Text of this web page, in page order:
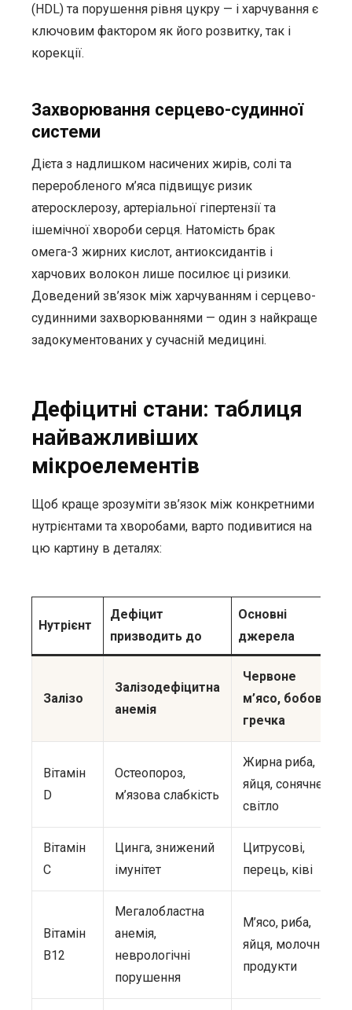
(HDL) та порушення рівня цукру — і харчування є
ключовим фактором як його розвитку, так і
корекції.
Захворювання серцево-судинної
системи
Дієта з надлишком насичених жирів, солі та
переробленого м’яса підвищує ризик
атеросклерозу, артеріальної гіпертензії та
ішемічної хвороби серця. Натомість брак
омега-3 жирних кислот, антиоксидантів і
харчових волокон лише посилює ці ризики.
Доведений зв’язок між харчуванням і серцево-
судинними захворюваннями — один з найкраще
задокументованих у сучасній медицині.
Дефіцитні стани: таблиця
найважливіших
мікроелементів
Щоб краще зрозуміти зв’язок між конкретними
нутрієнтами та хворобами, варто подивитися на
цю картину в деталях:
Нутрієнт
Дефіцит
призводить до
Основні
джерела
Залізо
Залізодефіцитна
анемія
Червоне
м’ясо, бобові,
гречка
Вітамін
D
Остеопороз,
м’язова слабкість
Жирна риба,
яйця, сонячне
світло
Вітамін
C
Цинга, знижений
імунітет
Цитрусові,
перець, ківі
Вітамін
B12
Мегалобластна
анемія,
неврологічні
порушення
М’ясо, риба,
яйця, молочні
продукти